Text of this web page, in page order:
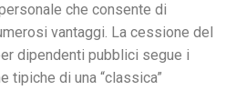
che consente di
vantaggi. La cessione del
dipendenti pubblici segue i
tipiche di una “classica”